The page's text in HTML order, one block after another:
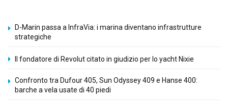
D-Marin passa a InfraVia: i marina diventano infrastrutture
strategiche
Il fondatore di Revolut citato in giudizio per lo yacht Nixie
Confronto tra Dufour 405, Sun Odyssey 409 e Hanse 400:
barche a vela usate di 40 piedi